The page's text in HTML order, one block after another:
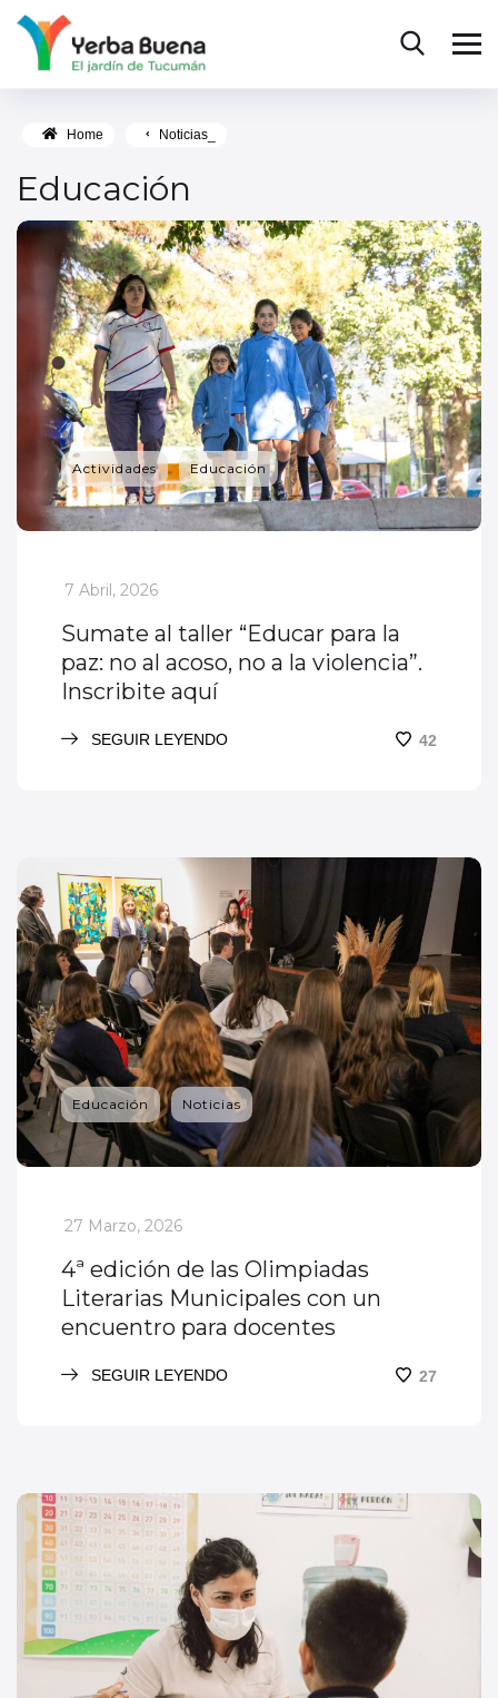
Home Noticias_
Educación
Actividades Educación
_
7 Abril, 2026
Sumate al taller “Educar para la
paz: no al acoso, no a la violencia”.
Inscribite aquí
SEGUIR LEYENDO 42
Educación Noticias
_
27 Marzo, 2026
4ª edición de las Olimpiadas
Literarias Municipales con un
encuentro para docentes
SEGUIR LEYENDO 27